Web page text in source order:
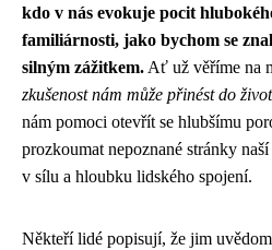
kdo v nás evokuje pocit
familiárnosti, jako bychom se
silným zážitkem. Ať už věříme na
zkušenost nám může přinést do
nám pomoci otevřít se hlubšímu
prozkoumat nepoznané stránky
v sílu a hloubku lidského spojení.
Někteří lidé popisují, že jim